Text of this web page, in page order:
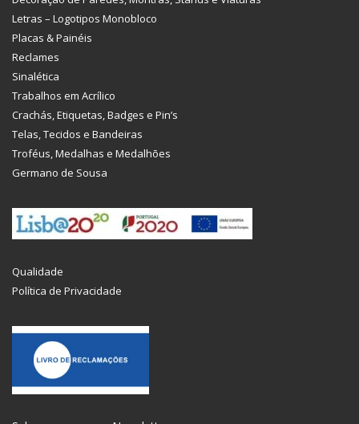
Letras – Logotipos Monobloco
Placas & Painéis
Reclames
Sinalética
Trabalhos em Acrílico
Crachás, Etiquetas, Badges e Pin’s
Telas, Tecidos e Bandeiras
Troféus, Medalhas e Medalhões
Germano de Sousa
Qualidade
Política de Privacidade